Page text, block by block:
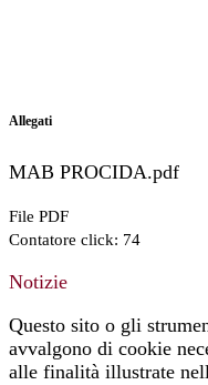
Allegati
MAB PROCIDA.pdf
File PDF
Contatore click: 74
Notizie
Questo sito o gli
avvalgono di cookie
alle finalità illustrate